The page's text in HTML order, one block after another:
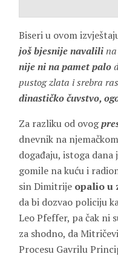
Biseri u ovom
još bjesnije navalili
nije ni na pamet palo
pustog zlata i srebra
dinastičko čuvstvo,
Za razliku od ovog
dnevnik na
događaju, istoga dana
gomile na kuću i
sin Dimitrije opalio u
da bi dozvao policiju
Leo Pfeffer, pa čak ni
za shodno, da
Procesu Gavrilu